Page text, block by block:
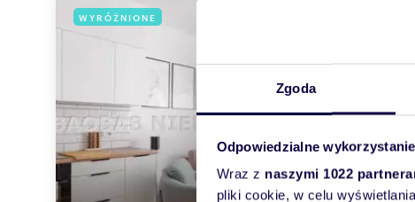
Zgoda
Odpowiedzialne
Wraz z naszymi 1022
pliki cookie, w celu
WYRÓŻNIONE
Na